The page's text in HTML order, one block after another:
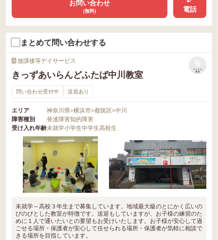
お問い合わせ
(無料) 電話
まとめて問い合わせする
放課後等デイサービス
きっずあいらんどふたば中川教室
リストに
保存
問い合わせ受付中 送迎あり
エリア 神奈川県>横浜市>都筑区>中川
障害種別
発達障害知的障害
受け入れ年齢未就学小学生中学生高校生
未就学～高校３年生まで募集しています。地域最大級のとにかく広いの
びのびとした教室が特徴です。送迎もしていますが、お子様の練習のた
めに１人で通いたいとの要望もお受けいたします。お子様が安心して過
ごせる場所・保護者が安心して任せられる場所・保護者が気軽に相談で
きる場所を目指しています。